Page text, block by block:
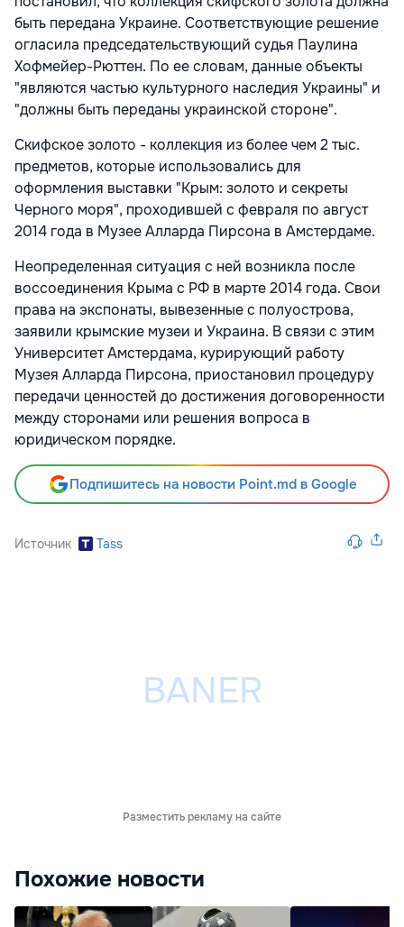
быть передана Украине. Соответствующие решение
огласила председательствующий судья Паулина
Хофмейер-Рюттен. По ее словам, данные объекты
"являются частью культурного наследия Украины" и
"должны быть переданы украинской стороне".
Скифское золото - коллекция из более чем 2 тыс.
предметов, которые использовались для
оформления выставки "Крым: золото и секреты
Черного моря", проходившей с февраля по август
2014 года в Музее Алларда Пирсона в Амстердаме.
Неопределенная ситуация с ней возникла после
воссоединения Крыма с РФ в марте 2014 года. Свои
права на экспонаты, вывезенные с полуострова,
заявили крымские музеи и Украина. В связи с этим
Университет Амстердама, курирующий работу
Музея Алларда Пирсона, приостановил процедуру
передачи ценностей до достижения договоренности
между сторонами или решения вопроса в
юридическом порядке.
Подпишитесь на новости Point.md в Google
Источник Tass
Разместить рекламу на сайте
Похожие новости